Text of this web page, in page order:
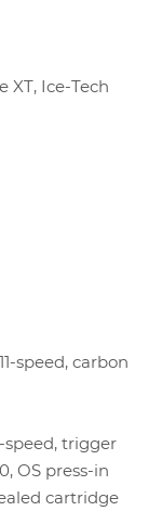
XT, Ice-Tech
speed, carbon
speed, trigger
OS press-in
cartridge